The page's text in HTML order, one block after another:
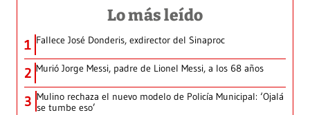
Lo más leído
1 Fallece José Donderis, exdirector del Sinaproc
2 Murió Jorge Messi, padre de Lionel Messi, a los 68 años
3 Mulino rechaza el nuevo modelo de Policía Municipal: ‘Ojalá
se tumbe eso’